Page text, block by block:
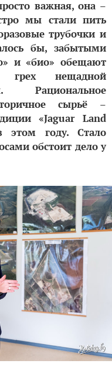
важная, она –
мы стали пить
трубочки и
бы, забытыми
и «био» обещают
грех нещадной
Рациональное
сырьё –
«Jaguar Land
этом году. Стало
обстоит дело у